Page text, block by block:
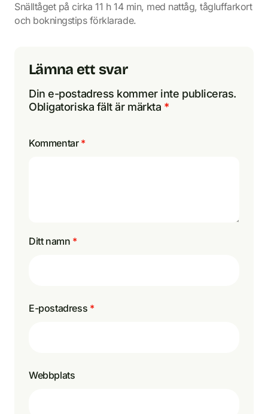
Snälltåget på cirka 11 h 14 min, med nattåg, tågluffarkort
och bokningstips förklarade.
Lämna ett svar
Din e-postadress kommer inte publiceras.
Obligatoriska fält är märkta *
Kommentar *
Ditt namn *
E-postadress *
Webbplats